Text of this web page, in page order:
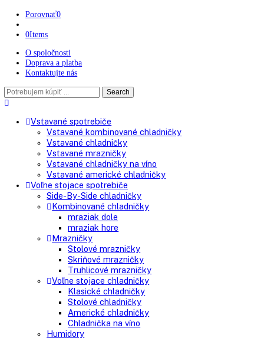
Gastrozóna
Porovnať0
0Items
O spoločnosti
Search
Vstavané spotrebiče
Vstavané kombinované chladničky
Vstavané chladničky
Vstavané mrazničky
Vstavané chladničky na víno
Vstavané americké chladničky
Voľne stojace spotrebiče
Side-By-Side chladničky
Kombinované chladničky
mraziak dole
mraziak hore
Mrazničky
Stolové mrazničky
Skriňové mrazničky
Truhlicové mrazničky